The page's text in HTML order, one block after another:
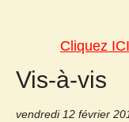
Cliquez
Vis-à-vis
vendredi 12 février